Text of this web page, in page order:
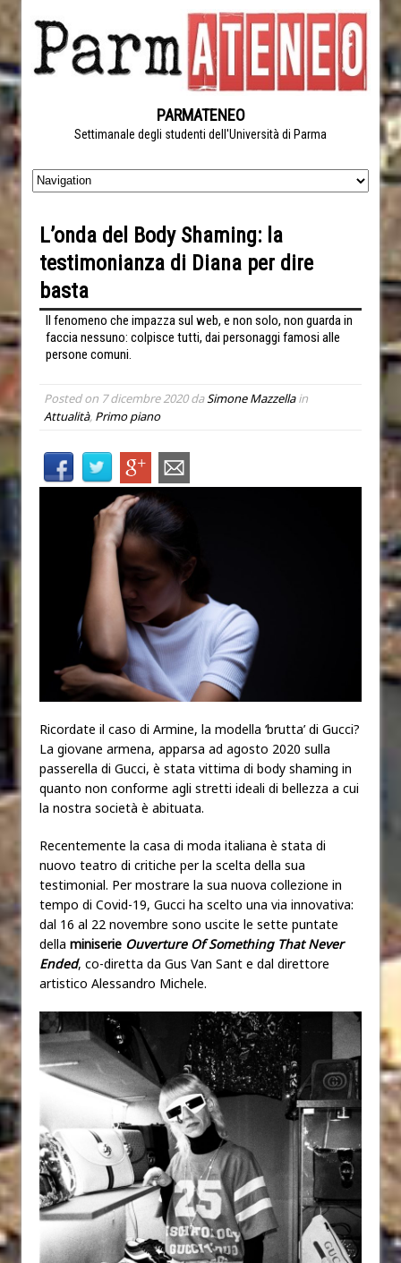
PARMATENEO
Settimanale degli studenti dell'Università di Parma
L’onda del Body Shaming: la
testimonianza di Diana per dire
basta
Il fenomeno che impazza sul web, e non solo, non guarda in
faccia nessuno: colpisce tutti, dai personaggi famosi alle
persone comuni.
Posted on 7 dicembre 2020daSimone Mazzellain
Attualità, Primo piano
Ricordate il caso di Armine, la modella ‘brutta’ di Gucci?
La giovane armena, apparsa ad agosto 2020 sulla
passerella di Gucci, è stata vittima di body shaming in
quanto non conforme agli stretti ideali di bellezza a cui
la nostra società è abituata.
Recentemente la casa di moda italiana è stata di
nuovo teatro di critiche per la scelta della sua
testimonial. Per mostrare la sua nuova collezione in
tempo di Covid-19, Gucci ha scelto una via innovativa:
dal 16 al 22 novembre sono uscite le sette puntate
della miniserie Ouverture Of Something That Never
Ended, co-diretta da Gus Van Sant e dal direttore
artistico Alessandro Michele.